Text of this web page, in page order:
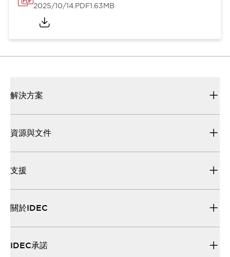
2025/10/14.PDF1.63MB
解決方案
資源與文件
支援
關於IDEC
IDEC承諾